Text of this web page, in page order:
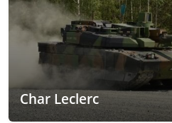
Char Leclerc